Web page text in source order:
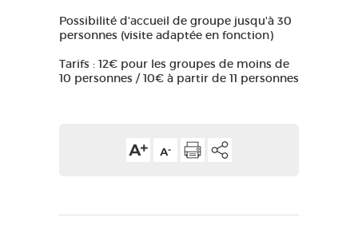
Possibilité d'accueil de groupe jusqu'à 30
personnes (visite adaptée en fonction)
Tarifs : 12€ pour les groupes de moins de
10 personnes / 10€ à partir de 11 personnes